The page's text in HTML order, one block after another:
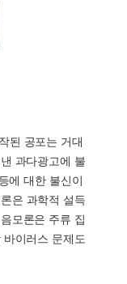
된 공포는 거대
과다광고에 불
에 대한 불신이
은 과학적 설득
모론은 주류 집
이러스 문제도